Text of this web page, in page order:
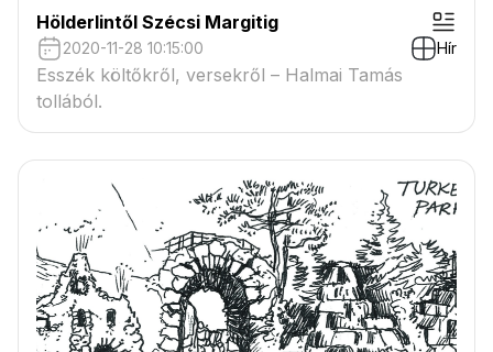
Hölderlintől Szécsi Margitig
2020-11-28 10:15:00 Hír
Esszék költőkről, versekről – Halmai Tamás
tollából.